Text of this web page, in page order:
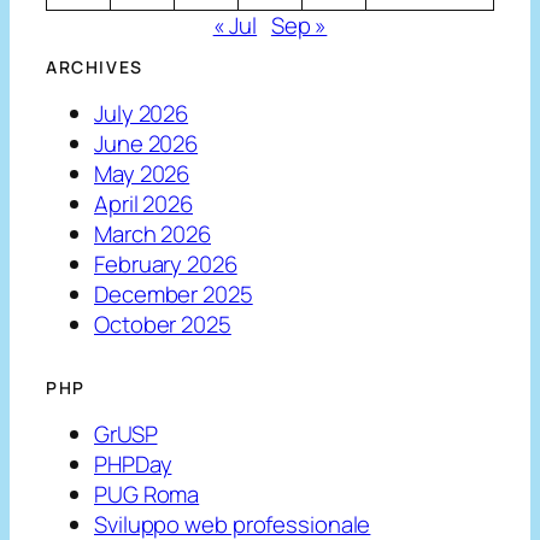
« Jul Sep »
ARCHIVES
July 2026
June 2026
May 2026
April 2026
March 2026
February 2026
December 2025
October 2025
PHP
GrUSP
PHPDay
PUG Roma
Sviluppo web professionale